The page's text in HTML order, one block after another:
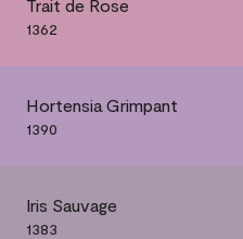
Trait de Rose
1362
Hortensia Grimpant
1390
Iris Sauvage
1383